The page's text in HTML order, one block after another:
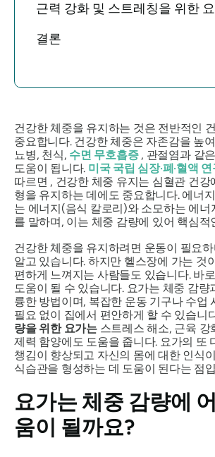
근력 강화 및 스트레칭을 위한
결론
건강한 체중을 유지하는 것은 전반적인
중요합니다. 건강한 체중은 자존감을 높
뇨병, 천식, 수면 무호흡증, 관절염과 같
도움이 됩니다. 미국 국립 심장·폐·혈액
따르면 , 건강한 체중 유지는 심혈관 건강
형을 유지하는 데에도 중요합니다. 에너
는 에너지(음식 칼로리)와 소모하는 에너
를 말하며, 이는 체중 감량에 있어 핵심적
건강한 체중을 유지하려면 운동이 필요
알고 있습니다. 하지만 헬스장에 가는 것
편하게 느껴지는 사람들도 있습니다. 바
도움이 될 수 있습니다. 요가는 체중 감량
륭한 방법이며, 복잡한 운동 기구나 수업
필요 없이 집에서 편안하게 할 수 있습니
량을 위한 요가는 스트레스 해소, 근육 강
제력 함양에도 도움을 줍니다. 요가의 또
챙김이 향상되고 자신의 몸에 대한 인식
식습관을 형성하는 데 도움이 된다는 점
요가는 체중 감량에
움이 될까요?